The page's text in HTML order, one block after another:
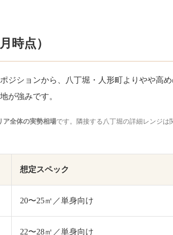
時点）
ションから、八丁堀・人形町よりやや高め
が強みです。
ア全体の実勢相場です。隣接する八丁堀の詳細レンジは
想定スペック
20〜25㎡／単身向け
22〜28㎡／単身向け